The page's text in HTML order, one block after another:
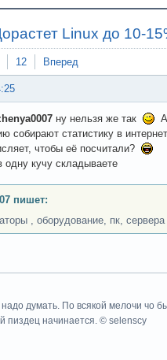
Linux до 10-
12 Вперед
ну нельзя же так
собирают статистику в
чтобы её посчитали?
одну кучу складываете
пишет:
, оборудование, пк, сервера
надо думать. По всякой мелочи чо
пиздец начинается. © selenscy